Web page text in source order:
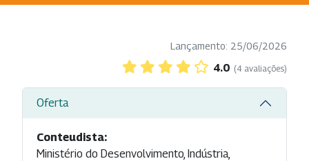
Lançamento: 25/06/2026
4.0 (4 avaliações)
Oferta
Conteudista:
Ministério do Desenvolvimento, Indústria,